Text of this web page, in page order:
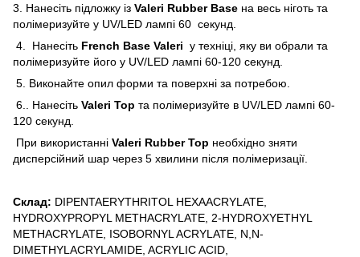
3. Нанесіть підложку із Valeri Rubber Base на весь ніготь та
полімеризуйте у UV/LED лампі 60 секунд.
4. Нанесіть French Base Valeri у техніці, яку ви обрали та
полімеризуйте його у UV/LED лампі 60-120 секунд.
5. Виконайте опил форми та поверхні за потребою.
6.. Нанесіть Valeri Top та полімеризуйте в UV/LED лампі 60-
120 секунд.
При використанні Valeri Rubber Top необхідно зняти
дисперсійний шар через 5 хвилини після полімеризації.
Склад: DIPENTAERYTHRITOL HEXAACRYLATE,
HYDROXYPROPYL METHACRYLATE, 2-HYDROXYETHYL
METHACRYLATE, ISOBORNYL ACRYLATE, N,N-
DIMETHYLACRYLAMIDE, ACRYLIC ACID,